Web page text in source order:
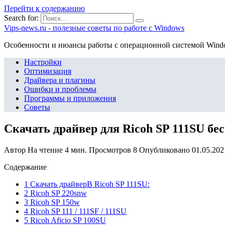
Перейти к содержанию
Search for:
Vips-news.ru - полезные советы по работе с Windows
Особенности и нюансы работы с операционной системой
Настройки
Оптимизация
Драйвера и плагины
Ошибки и проблемы
Программы и приложения
Советы
Скачать драйвер для Ricoh SP 111SU
Автор На чтение 4 мин. Просмотров 8 Опубликовано
Содержание
1 Скачать драйверВ Ricoh SP 111SU:
2 Ricoh SP 220snw
3 Ricoh SP 150w
4 Ricoh SP 111 / 111SF / 111SU
5 Ricoh Aficio SP 100SU